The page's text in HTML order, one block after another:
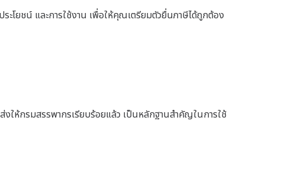
ะโยชน์ และการใช้งาน เพื่อให้คุณเตรียมตัวยื่นภาษีได้ถูกต้อง
งให้กรมสรรพากรเรียบร้อยแล้ว เป็นหลักฐานสำคัญในการใช้